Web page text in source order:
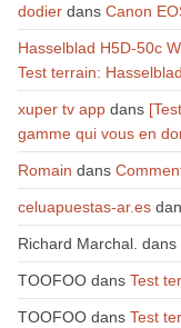
dodierdans Canon
Hasselblad H5D-50c
Test terrain:
xuper tv appdans
gamme qui vous en
Romain dans
celuapuestas-ar.es
Richard Marchal. dans
TOOFOOdans Test
TOOFOOdans Test